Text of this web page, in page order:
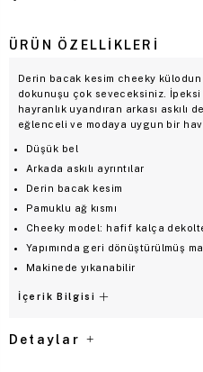
ÜRÜN ÖZELLIKLERI
Derin bacak kesim cheeky
dokunuşu çok seveceksiniz. İpeksi
hayranlık uyandıran arkası askılı
eğlenceli ve modaya uygun bir
Düşük bel
Arkada askılı ayrıntılar
Derin bacak kesim
Pamuklu ağ kısmı
Cheeky model: hafif kalça
Yapımında geri dönüştürülmüş
Makinede yıkanabilir
İçerik Bilgisi
Detaylar